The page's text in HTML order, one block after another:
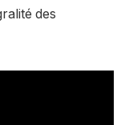
des